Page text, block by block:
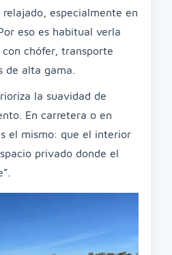
especialmente en
eso es habitual verla
chófer, transporte
de alta gama.
la suavidad de
En carretera o en
el mismo: que el interior
privado donde el